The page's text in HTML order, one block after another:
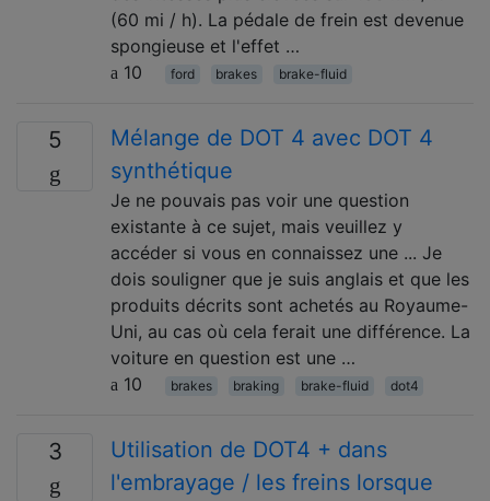
(60 mi / h). La pédale de frein est devenue
spongieuse et l'effet …
10
ford brakes brake-fluid
5
Mélange de DOT 4 avec DOT 4
synthétique
Je ne pouvais pas voir une question
existante à ce sujet, mais veuillez y
accéder si vous en connaissez une ... Je
dois souligner que je suis anglais et que les
produits décrits sont achetés au Royaume-
Uni, au cas où cela ferait une différence. La
voiture en question est une …
10
brakes braking brake-fluid dot4
3
Utilisation de DOT4 + dans
l'embrayage / les freins lorsque